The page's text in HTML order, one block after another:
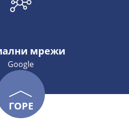
мрежи
Google
ГОРЕ